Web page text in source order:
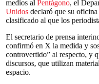
medios al Pentágono, el
Unidos declaró que su oficina
clasificado al que los
El secretario de prensa
confirmó en X la medida y
controvertido” al respecto, y
discursos, que utilizan
espacio.